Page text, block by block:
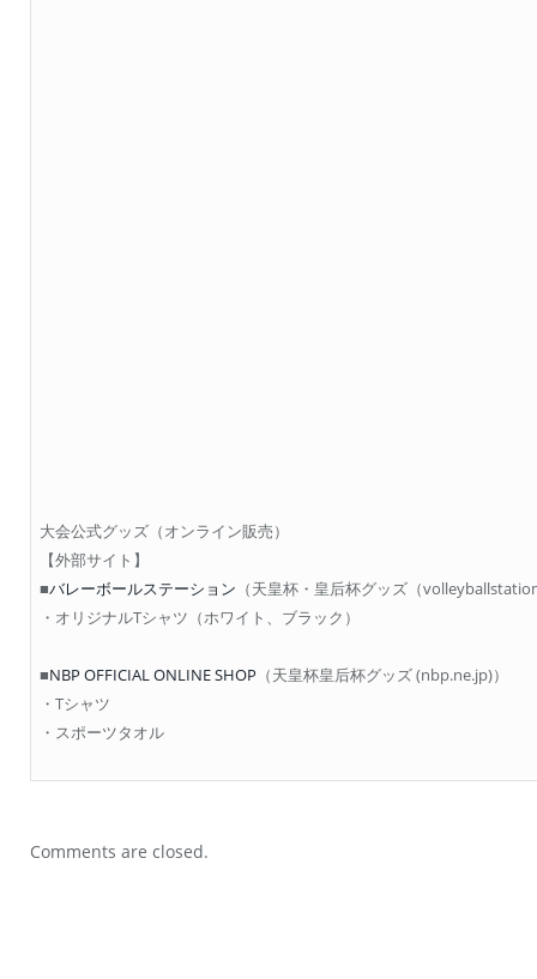
大会公式グッズ（オンライン販売）
【外部サイト】
■バレーボールステーション （天皇杯・皇后杯グッズ（
・オリジナルTシャツ（ホワイト、ブラック）
■NBP OFFICIAL ONLINE SHOP （天皇杯皇后杯グッズ (nbp.ne.jp)）
・Tシャツ
・スポーツタオル
Comments are closed.